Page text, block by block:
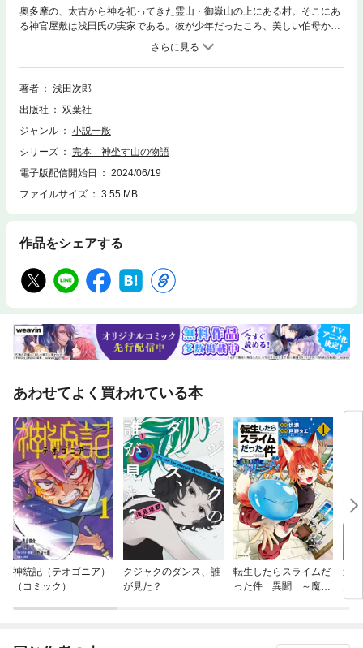
奥多摩の、太古から神を祀ってきた霊山・御嶽山の上にある村。そこにあ
る神官屋敷は浅田氏の実家である。彼が少年だったころ、美しい伯母から
聞かされた怪談めいた夜語り。それは怖いけれど、美しくも哀しく、どれ
も引き込まれるものばかりだった。これら神主の家に伝わる話を元に脚色
して書かれた短編を編み直し、単行本未収録作品「神上りましし諸人の
話」（あとがきにかえて）と、書き下ろし作品「山揺らぐ」を加え、完本
著者
浅田次郎
出版社
双葉社
ジャンル
小説一般
シリーズ
完本 神坐す山の物語
電子版配信開始日
2024/06/19
ファイルサイズ
3.55 MB
作品をシェアする
あわせてよく買われている本
神統記（テオゴニア）
（コミック）
クジャクのダンス、誰
が見た？
転生したらスライムだ
った件 異聞 ～魔国
追
ン
の